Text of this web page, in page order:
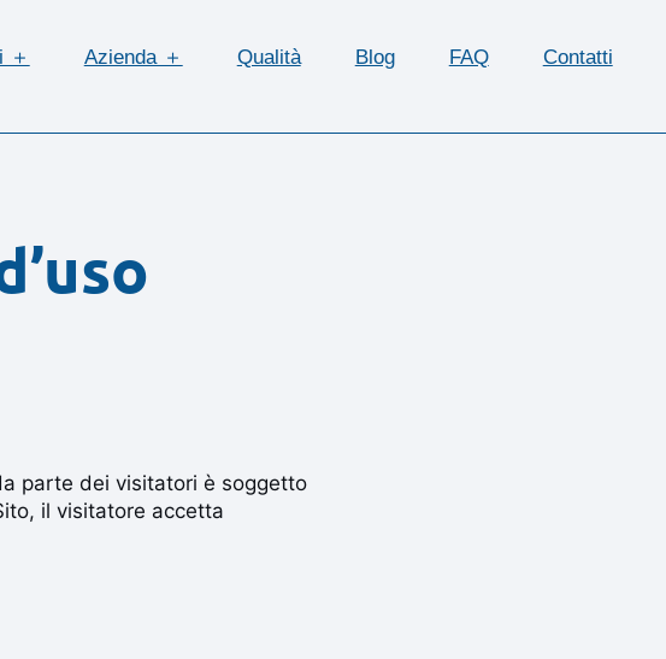
＋ Azienda ＋ Qualità Blog FAQ Contatti
parte dei visitatori è soggetto
il visitatore accetta